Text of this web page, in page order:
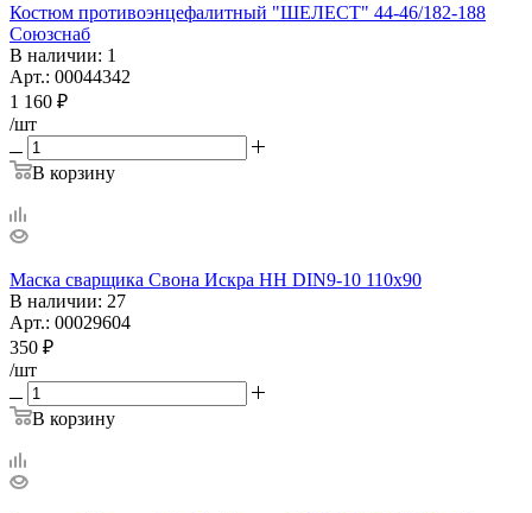
Костюм противоэнцефалитный "ШЕЛЕСТ" 44-46/182-188
Союзснаб
В наличии: 1
Арт.: 00044342
1 160 ₽
/шт
В корзину
Маска сварщика Свона Искра НН DIN9-10 110х90
В наличии: 27
Арт.: 00029604
350 ₽
/шт
В корзину